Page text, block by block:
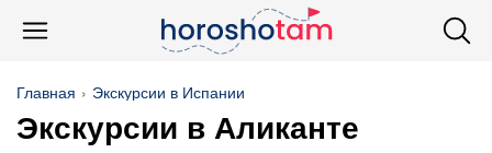
Главная Экскурсии в Испании
Экскурсии в Аликанте